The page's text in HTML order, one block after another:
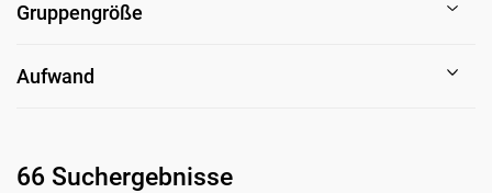
Gruppengröße
Aufwand
66 Suchergebnisse